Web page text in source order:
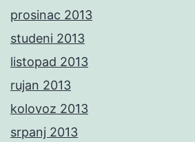
prosinac 2013
studeni 2013
listopad 2013
rujan 2013
kolovoz 2013
srpanj 2013